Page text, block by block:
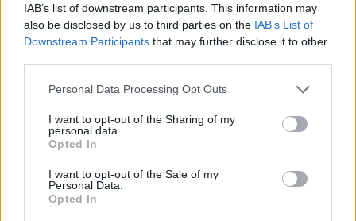
IAB’s list of downstream participants. This information may
also be disclosed by us to third parties on the IAB’s List of
Downstream Participants that may further disclose it to other
Personal Data Processing Opt Outs
I want to opt-out of the Sharing of my
personal data.
Opted In
I want to opt-out of the Sale of my
Personal Data.
Opted In
csökkenésével a lendület alábbhagyhat.
Májusban az új elektromos autók forgalomba helyezése 34
százalékkal nőtt az előző év azonos időszakához képest
azon a 17 európai piacon, amely az Európai Unió és az
autóértékesítésének több mint 90 százalékát fedi le. A New
Automotive kutatócsoport és az E-Mobility Europe adatai